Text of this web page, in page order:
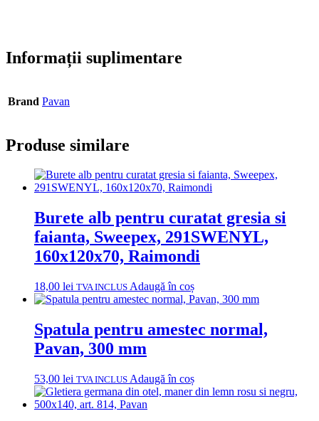
Informații suplimentare
Brand Pavan
Produse similare
Burete alb pentru curatat gresia si
faianta, Sweepex, 291SWENYL,
160x120x70, Raimondi
18,00 lei TVA INCLUS Adaugă în coș
Spatula pentru amestec normal,
Pavan, 300 mm
53,00 lei TVA INCLUS Adaugă în coș